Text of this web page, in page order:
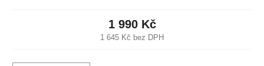
1 645 Kč bez DPH
1 990 Kč